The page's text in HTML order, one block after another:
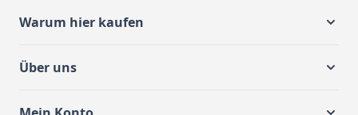
Warum hier kaufen
Über uns